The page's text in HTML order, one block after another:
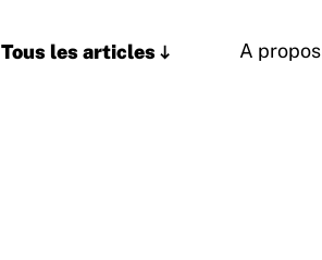
Tous les articles A propos